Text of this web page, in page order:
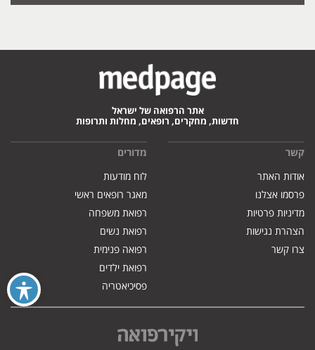
אתר הרפואה של ישראל
חדשות, מחקרים, רופאים, מחלות ותרופות
קשר
אודות האתר
פרסמו אצלנו
מדיניות פרטיות
הצהרת נגישות
צרו קשר
מדורים
לוח מודעות
מאגר רופאים ראשי
רפואת משפחה
רפואת נשים
רפואה פנימית
רפואת ילדים
פסיכיאטריה